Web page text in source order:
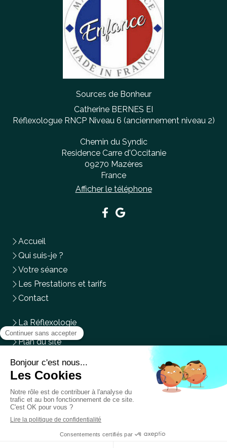
Sources de Bonheur
Catherine BERNES EI
Réflexologue RNCP Niveau 6 (anciennement niveau 2)
Chemin du Syndic
Residence Carre d'Occitanie
09270 Mazères
France
Afficher le téléphone
Accueil
Qui suis-je ?
Votre séance
Les Prestations et tarifs
Contact
La Réflexologie
Plan du site
DuLundiauMercredi Samedide9hà
14h